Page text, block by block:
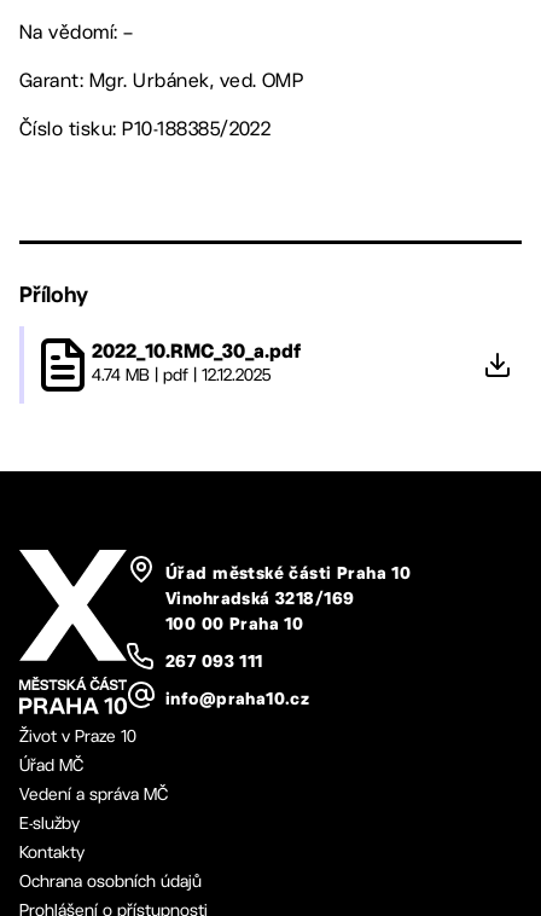
Na vědomí: –
Garant: Mgr. Urbánek, ved. OMP
Číslo tisku: P10-188385/2022
Přílohy
2022_10.RMC_30_a.pdf
4.74 MB pdf 12.12.2025
Úřad městské části Praha 10
Vinohradská 3218/169
100 00 Praha 10
267 093 111
info@praha10.cz
Život v Praze 10
Úřad MČ
Vedení a správa MČ
E-služby
Kontakty
Ochrana osobních údajů
Prohlášení o přístupnosti